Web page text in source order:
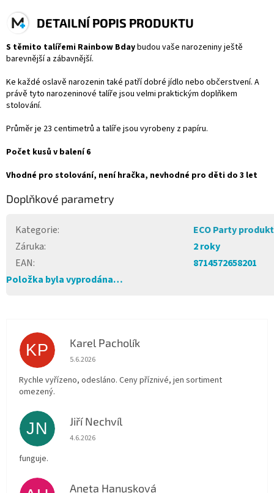
DETAILNÍ POPIS PRODUKTU
S těmito talířemi Rainbow Bdaybudou vaše narozeniny ještě
barevnější a zábavnější.
Ke každé oslavě narozenin také patří dobré jídlo nebo občerstvení. A
právě tyto narozeninové talíře jsou velmi praktickým doplňkem
stolování.
Průměr je 23 centimetrů a talíře jsou vyrobeny z papíru.
Počet kusů v balení 6
Vhodné pro stolování, není hračka, nevhodné pro děti do 3 let
Doplňkové parametry
Kategorie:
ECO Party
Záruka:
2 roky
EAN:
8714572658201
Položka byla vyprodána…
KP Karel Pacholík
Hodnocení obchodu je 4 z 5 hvězdiček.
5.6.2026
Rychle vyřízeno, odesláno. Ceny příznivé, jen sortiment
omezený.
JN Jiří Nechvíl
Hodnocení obchodu je 5 z 5 hvězdiček.
4.6.2026
funguje.
Aneta Hanusková